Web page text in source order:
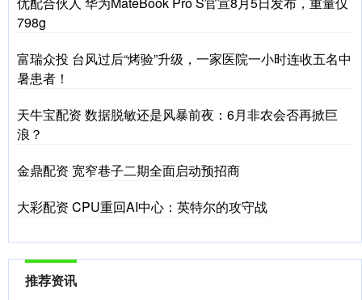
798g
富瑞众投 台风过后“烤验”升级，一家医院一小时连收五名中
暑患者！
天牛宝配资 数据脱敏还是风暴前夜：6月非农会否再掀巨
浪？
金鼎配资 宽窄巷子二期全面启动预招商
大彩配资 CPU重回AI中心：英特尔的攻守战
推荐资讯